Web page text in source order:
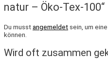
natur – Öko-Tex-100“
Du musstangemeldet sein, um
können.
Wird oft zusammen